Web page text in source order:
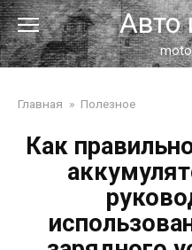
Перейти
к
контенту
Авто
Главная » Полезное
Как